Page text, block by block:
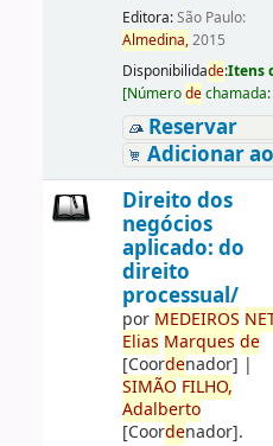
Editora:São Paulo:
Almedina,2015
Disponibilidade:Itens
[Númerodechamada:
Reservar
Adicionar
Direito dos
negócios
aplicado: do
direito
processual/
por MEDEIROS
Elias Marques de
[Coordenador] |
SIMÃO FILHO,
Adalberto
[Coordenador].